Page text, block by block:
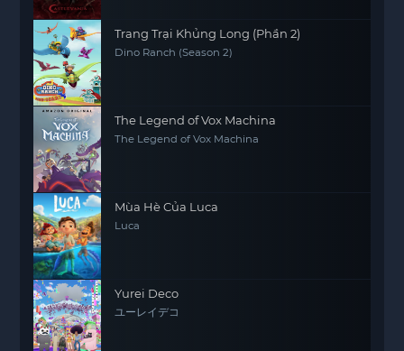
Trang Trại Khủng Long (Phần 2)
Dino Ranch (Season 2)
The Legend of Vox Machina
The Legend of Vox Machina
Mùa Hè Của Luca
Luca
Yurei Deco
ユーレイデコ